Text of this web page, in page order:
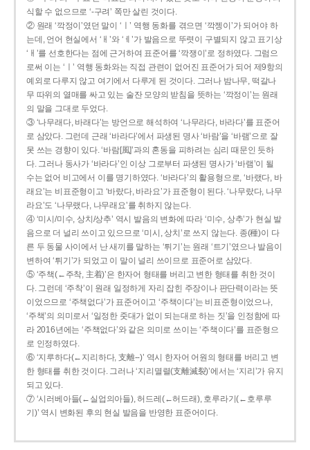
식할 수 없으므로 ‘-구려’ 쪽만 살린 것이다.
② 원래 ‘깍정이’였던 말이 ‘ㅣ’ 역행 동화를 겪으면 ‘깍젱이’가 되어야 하
는데, 언어 현실에서 ‘ㅐ’와 ‘ㅔ’가 발음으로 뚜렷이 구별되지 않고 표기상
‘ㅐ’를 선호한다는 점에 근거하여 표준어를 ‘깍쟁이’로 정하였다. 그럼으
로써 이는 ‘ㅣ’ 역행 동화와는 직접 관련이 없어진 표준어가 되어 제9항의
예외로 다루지 않고 여기에서 다루게 된 것이다. 그러나 밤나무, 떡갈나
무 따위의 열매를 싸고 있는 술잔 모양의 받침을 뜻하는 ‘깍정이’는 원래
의 말을 그대로 두었다.
③ ‘나무래다, 바래다’는 방언으로 해석하여 ‘나무라다, 바라다’를 표준어
로 삼았다. 그런데 근래 ‘바라다’에서 파생된 명사 ‘바람’을 ‘바램’으로 잘
못 쓰는 경향이 있다. ‘바람[風]’과의 혼동을 피하려는 심리 때문인 듯하
다. 그러나 동사가 ‘바라다’인 이상 그로부터 파생된 명사가 ‘바램’이 될
수는 없어 비고에서 이를 명기하였다. ‘바라다’의 활용형으로, ‘바랬다, 바
래요’는 비표준형이고 ‘바랐다, 바라요’가 표준형이 된다. ‘나무랐다, 나무
라요’도 ‘나무랬다, 나무래요’를 취하지 않는다.
④ ‘미시/미수, 상치/상추’ 역시 발음의 변화에 따라 ‘미수, 상추’가 현실 발
음으로 더 널리 쓰이고 있으므로 ‘미시, 상치’로 쓰지 않는다. 종(種)이 다
른 두 동물 사이에서 난 새끼를 말하는 ‘튀기’는 원래 ‘트기’였으나 발음이
변하여 ‘튀기’가 되었고 이 말이 널리 쓰이므로 표준어로 삼았다.
⑤ ‘주책(←주착, 主着)’은 한자어 형태를 버리고 변한 형태를 취한 것이
다. 그런데 ‘주착’이 원래 일정하게 자리 잡힌 주장이나 판단력이라는 뜻
이었으므로 ‘주책없다’가 표준어이고 ‘주책이다’는 비표준형이었으나,
‘주책’의 의미로서 ‘일정한 줏대가 없이 되는대로 하는 짓’을 인정함에 따
라 2016년에는 ‘주책없다’와 같은 의미로 쓰이는 ‘주책이다’를 표준형으
로 인정하였다.
⑥ ‘지루하다(←지리하다, 支離--)’ 역시 한자어 어원의 형태를 버리고 변
한 형태를 취한 것이다. 그러나 ‘지리멸렬(支離滅裂)’에서는 ‘지리’가 유지
되고 있다.
⑦ ‘시러베아들(←실업의아들), 허드레(←허드래), 호루라기(←호루루
기)’ 역시 변화된 후의 현실 발음을 반영한 표준어이다.